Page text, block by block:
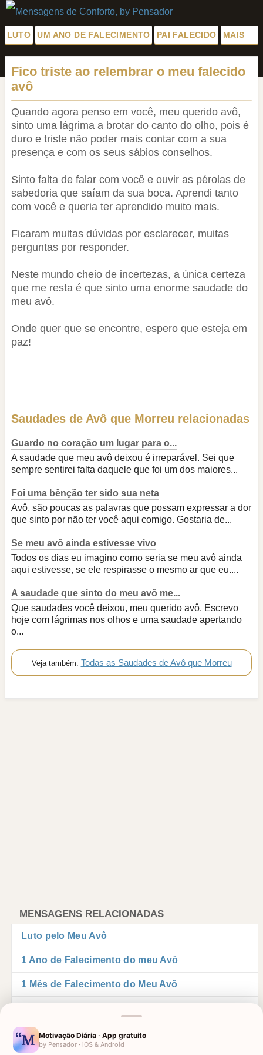
LUTO UM ANO DE FALECIMENTO PAI FALECIDO MAIS
Palavras
Pêsames para Amiga
Descanse em Paz
Meus Sentimentos
Pêsames para Amigo
Frases de Luto para Amigo
Todas as Categorias
Fico triste ao relembrar o meu falecido
avô
Quando agora penso em você, meu querido avô,
sinto uma lágrima a brotar do canto do olho, pois é
duro e triste não poder mais contar com a sua
presença e com os seus sábios conselhos.
Sinto falta de falar com você e ouvir as pérolas de
sabedoria que saíam da sua boca. Aprendi tanto
com você e queria ter aprendido muito mais.
Ficaram muitas dúvidas por esclarecer, muitas
perguntas por responder.
Neste mundo cheio de incertezas, a única certeza
que me resta é que sinto uma enorme saudade do
meu avô.
Onde quer que se encontre, espero que esteja em
paz!
Saudades de Avô que Morreu relacionadas
Guardo no coração um lugar para o...
A saudade que meu avô deixou é irreparável. Sei que
sempre sentirei falta daquele que foi um dos maiores...
Foi uma bênção ter sido sua neta
Avô, são poucas as palavras que possam expressar a dor
que sinto por não ter você aqui comigo. Gostaria de...
Se meu avô ainda estivesse vivo
Todos os dias eu imagino como seria se meu avô ainda
aqui estivesse, se ele respirasse o mesmo ar que eu....
A saudade que sinto do meu avô me...
Que saudades você deixou, meu querido avô. Escrevo
hoje com lágrimas nos olhos e uma saudade apertando
o...
Veja também: Todas as Saudades de Avô que Morreu
MENSAGENS RELACIONADAS
Luto pelo Meu Avô
1 Ano de Falecimento do meu Avô
1 Mês de Falecimento do Meu Avô
Aniversário para Avó Falecida
Motivação Diária · App gratuito
by Pensador · iOS & Android